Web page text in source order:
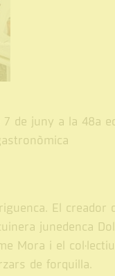
de juny a la 48a
El creador
junedenca
Mora i el col·lectiu
de forquilla.